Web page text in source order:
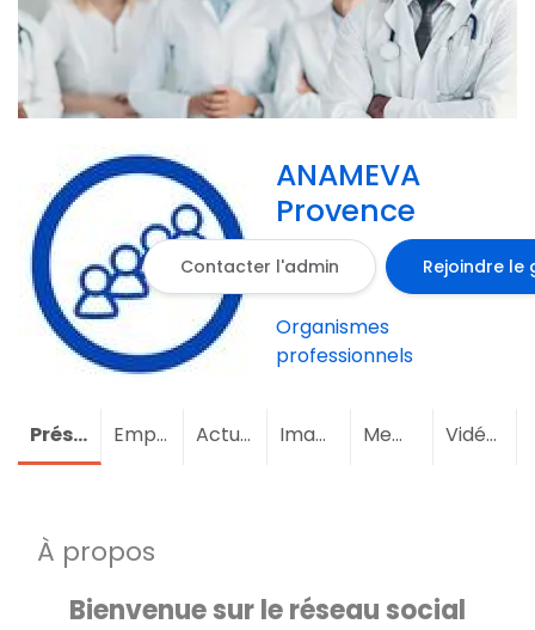
ANAMEVA
Provence
Contacter l'admin Rejoindre le
Organismes
professionnels
Présentation Emploi Actualités Images Membres (2)Vidéos
À propos
Bienvenue sur le réseau social